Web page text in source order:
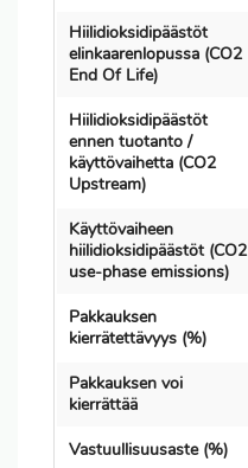
Hiilidioksidipäästöt
elinkaarenlopussa (CO2
End Of Life)
Hiilidioksidipäästöt
ennen tuotanto /
käyttövaihetta (CO2
Upstream)
Käyttövaiheen
hiilidioksidipäästöt (CO2
use-phase emissions)
Pakkauksen
kierrätettävyys (%)
Pakkauksen voi
kierrättää
Vastuullisuusaste (%)